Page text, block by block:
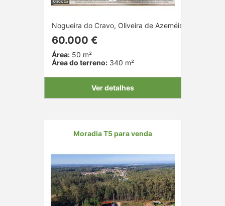
Nogueira do Cravo, Oliveira de Azeméis, Aveiro
60.000 €
Área:50 m²
Área do terreno:340 m²
Ver detalhes
Moradia T5 para venda